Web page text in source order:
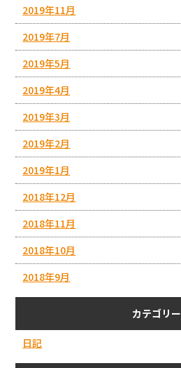
2019年11月
2019年7月
2019年5月
2019年4月
2019年3月
2019年2月
2019年1月
2018年12月
2018年11月
2018年10月
2018年9月
カテゴリー
日記